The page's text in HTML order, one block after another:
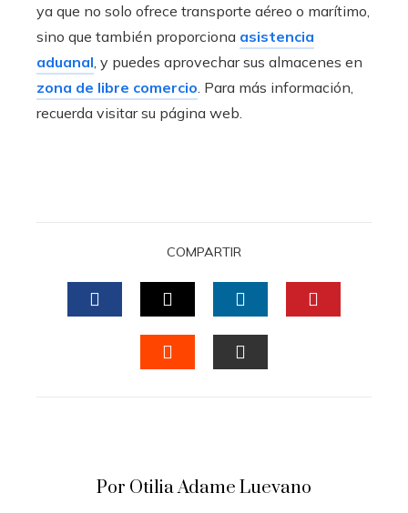
ya que no solo ofrece transporte aéreo o marítimo,
sino que también proporciona asistencia
aduanal , y puedes aprovechar sus almacenes en
zona de libre comercio . Para más información,
recuerda visitar su página web.
COMPARTIR
FACEBOOKTWITTERLINKEDIN
Por Otilia Adame Luevano